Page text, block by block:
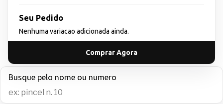
Seu Pedido
Nenhuma variacao adicionada ainda.
Comprar Agora
Busque pelo nome ou numero